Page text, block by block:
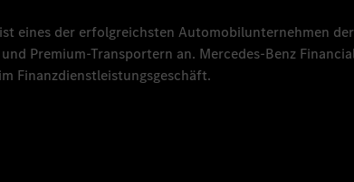
eines der erfolgreichsten Automobilunternehmen
Premium-Transportern an. Mercedes-Benz
Finanzdienstleistungsgeschäft.